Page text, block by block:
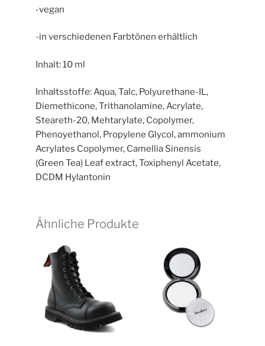
-vegan
-in verschiedenen Farbtönen erhältlich
Inhalt: 10 ml
Inhaltsstoffe: Aqua, Talc, Polyurethane-IL,
Diemethicone, Trithanolamine, Acrylate,
Steareth-20, Mehtarylate, Copolymer,
Phenoyethanol, Propylene Glycol, ammonium
Acrylates Copolymer, Camellia Sinensis
(Green Tea) Leaf extract, Toxiphenyl Acetate,
DCDM Hylantonin
Ähnliche Produkte